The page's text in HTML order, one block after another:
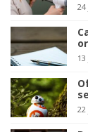
24
22